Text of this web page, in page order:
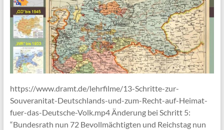
https://www.dramt.de/lehrfilme/13-Schritte-zur-
Souveranitat-Deutschlands-und-zum-Recht-auf-Heimat-
fuer-das-Deutsche-Volk.mp4 Änderung bei Schritt 5:
“Bundesrath nun 72 Bevollmächtigten und Reichstag nun